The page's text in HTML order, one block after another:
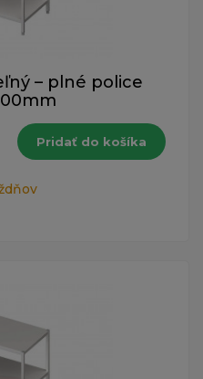
– plné police
Pridať do košíka